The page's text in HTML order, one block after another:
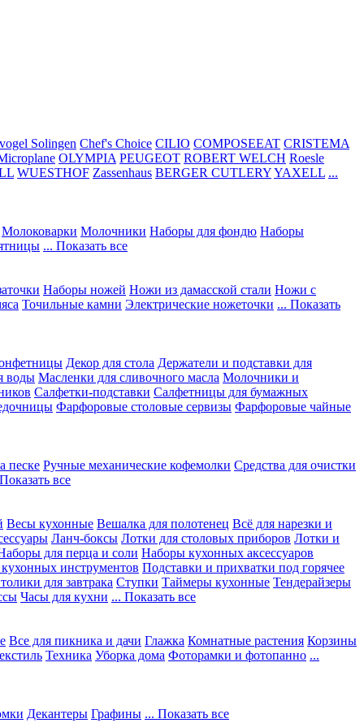
Solingen Chef's Choice CILIO COMPOSEEAT CRISTEMA
OLYMPIA PEUGEOT ROBERT WELCH Roesle
WUESTHOF Zassenhaus BERGER CUTLERYYAXELL ...
Молоковарки Молочники Наборы для фондю Наборы
... Показать все
Наборы ножей Ножи из дамасской стали Ножи с
Точильные камни Электрические ножеточки ... Показать
Декор для стола Держатели и подставки для
воды Масленки для сливочного масла Молочники и
Салфетки-подставки Салфетницы для бумажных
Фарфоровые столовые сервизы Фарфоровые чайные
песке Ручные механические кофемолки Средства для очистки
все
Весы кухонные Вешалка для полотенец Всё для нарезки и
Ланч-боксы Лотки для столовых приборов Лотки и
для перца и соли Наборы кухонных аксессуаров
инструментов Подставки и прихватки под горячее
для завтрака Ступки Таймеры кухонные Тендерайзеры
Часы для кухни ... Показать все
Все для пикника и дачи Глажка Комнатные растения Корзины
Техника Уборка дома Фоторамки и фотопанно ...
Декантеры Графины ... Показать все